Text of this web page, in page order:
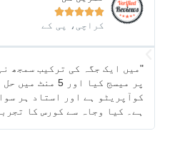





کراچی، پی کے
"میں ایک جگہ کی ترکیب سمجھ
پر میسج کیا اور 5
کوآپریٹو ہے اور استاد ہر
ہے۔ کیا وجاہ سے کورس کا تجربہ 10/10